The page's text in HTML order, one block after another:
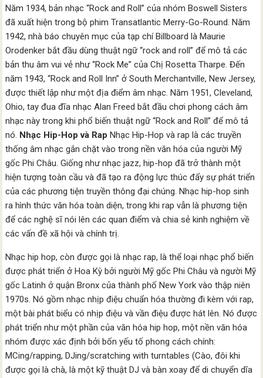
Năm 1934, bản nhạc “Rock and Roll” của nhóm Boswell Sisters
đã xuất hiện trong bộ phim Transatlantic Merry-Go-Round. Năm
1942, nhà báo chuyên mục của tạp chí Billboard là Maurie
Orodenker bắt đầu dùng thuật ngữ “rock and roll” để mô tả các
bản thu âm vui vẻ như “Rock Me” của Chị Rosetta Tharpe. Đến
năm 1943, “Rock and Roll Inn” ở South Merchantville, New Jersey,
được thiết lập như một địa điểm âm nhạc. Năm 1951, Cleveland,
Ohio, tay đua đĩa nhạc Alan Freed bắt đầu chơi phong cách âm
nhạc này trong khi phổ biến thuật ngữ “Rock and Roll” để mô tả
nó. Nhạc Hip-Hop và Rap Nhạc Hip-Hop và rap là các truyền
thống âm nhạc gắn chặt vào trong nền văn hóa của người Mỹ
gốc Phi Châu. Giống như nhạc jazz, hip-hop đã trở thành một
hiện tượng toàn cầu và đã tạo ra động lực thúc đẩy sự phát triển
của các phương tiện truyền thông đại chúng. Nhạc hip-hop sinh
ra hình thức văn hóa toàn diện, trong khi rap vẫn là phương tiện
để các nghệ sĩ nói lên các quan điểm và chia sẻ kinh nghiệm về
các vấn đề xã hội và chính trị.
Nhạc hip hop, còn được gọi là nhạc rap, là thể loại nhạc phổ biến
được phát triển ở Hoa Kỳ bởi người Mỹ gốc Phi Châu và người Mỹ
gốc Latinh ở quận Bronx của thành phố New York vào thập niên
1970s. Nó gồm nhạc nhịp điệu chuẩn hóa thường đi kèm với rap,
một bài phát biểu có nhịp điệu và vần điệu được hát lên. Nó được
phát triển như một phần của văn hóa hip hop, một nền văn hóa
nhóm được xác định bởi bốn yếu tố phong cách chính:
MCing/rapping, DJing/scratching with turntables (Cào, đôi khi
được gọi là chà, là một kỹ thuật DJ và bàn xoay để di chuyển dĩa